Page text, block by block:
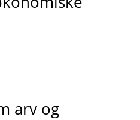
arv og